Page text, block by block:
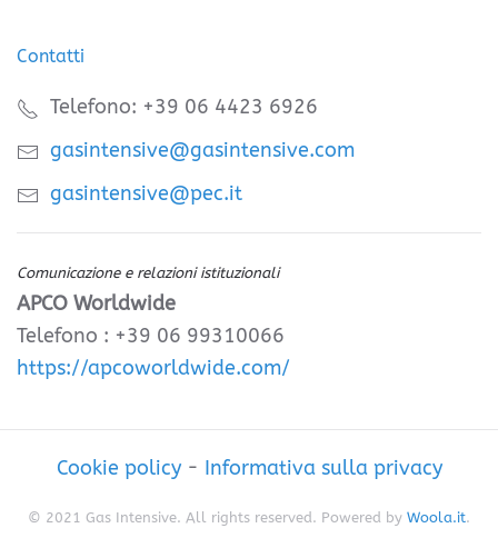
Contatti
Telefono: +39 06 4423 6926
gasintensive@gasintensive.com
gasintensive@pec.it
Comunicazione e relazioni istituzionali
APCO Worldwide
Telefono : +39 06 99310066
https://apcoworldwide.com/
Cookie policy- Informativa sulla privacy
© 2021 Gas Intensive. All rights reserved. Powered by Woola.it.